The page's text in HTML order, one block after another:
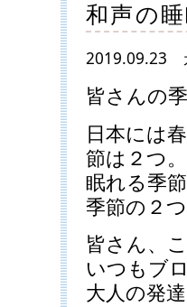
和声の
2019.09.23
皆さんの
日本には
節は２つ。
眠れる季
季節の２つ
皆さん、
いつもブ
大人の発